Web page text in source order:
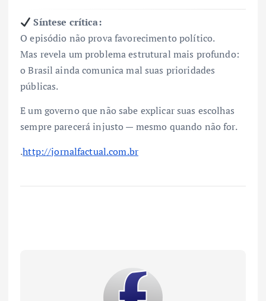
Síntese crítica:
O episódio não prova favorecimento político.
Mas revela um problema estrutural mais profundo:
o Brasil ainda comunica mal suas prioridades
públicas.
E um governo que não sabe explicar suas escolhas
sempre parecerá injusto — mesmo quando não for.
.http://jornalfactual.com.br